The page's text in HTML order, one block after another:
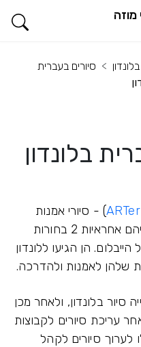
מוזה
סיורים בעברית
בלונדון
) - סיורי אמנות
אלטרנטיביים בעברית בלונדון עליהם אחראיות 2 בחורות
הן הגיעו ללונדון
שלהן לאמנות ולהדרכה.
סיור בלונדון, ולאחר מכן
עריכת סיורים לקבוצות
לערוך סיורים לקהל